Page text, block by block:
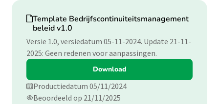
Download
Template Bedrijfscontinuiteitsmanagement
beleid v1.0
Versie 1.0, versiedatum 05-11-2024. Update 21-11-
2025: Geen redenen voor aanpassingen.
Download
Productiedatum 05/11/2024
Beoordeeld op 21/11/2025